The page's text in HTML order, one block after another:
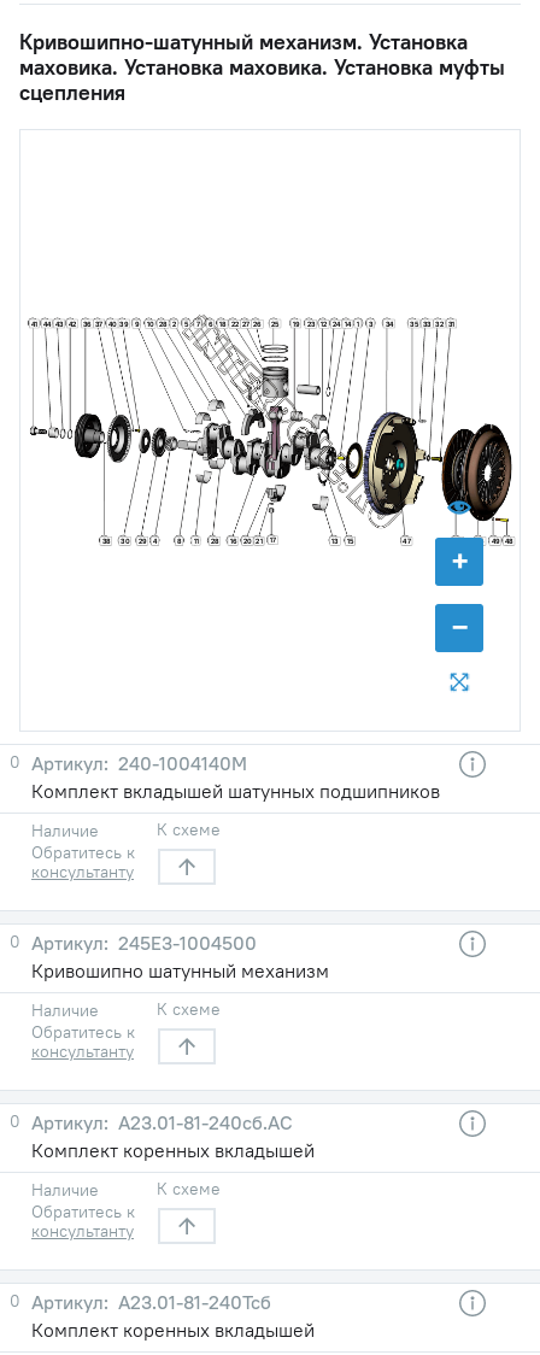
Кривошипно-шатунный механизм. Установка
маховика. Установка маховика. Установка муфты
сцепления
+
−
1
2 3
4
5 6
7
8
9 10
11
12
13
14
15
16 17
18 19
20 21
22 23 24
25
26
27
28
28
29
30
31
32
33
34 35
36 37
38
39
40
41 42
43
44
45
47 48
49
0
240-1004140М
Комплект вкладышей шатунных подшипников
Наличие
Обратитесь к
консультанту
К схеме
0
245Е3-1004500
Кривошипно шатунный механизм
Наличие
Обратитесь к
консультанту
К схеме
0
А23.01-81-240сб.АС
Комплект коренных вкладышей
Наличие
Обратитесь к
консультанту
К схеме
0
А23.01-81-240Тсб
Комплект коренных вкладышей